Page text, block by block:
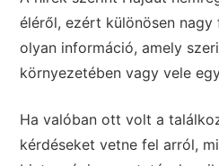
éléről, ezért különösen
olyan információ, amely
környezetében vagy vele
Ha valóban ott volt a
kérdéseket vetne fel arról,